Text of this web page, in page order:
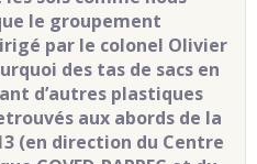
le groupement
par le colonel Olivier
des tas de sacs en
d’autres plastiques
aux abords de la
(en direction du Centre